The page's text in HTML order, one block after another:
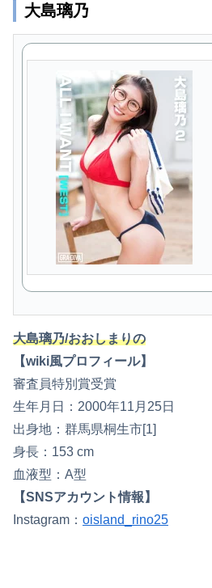
大島璃乃
大島璃乃/おおしまりの
【wiki風プロフィール】
審査員特別賞受賞
生年月日：2000年11月25日
出身地：群馬県桐生市[1]
身長：153 cm
血液型：A型
【SNSアカウント情報】
Instagram： oisland_rino25